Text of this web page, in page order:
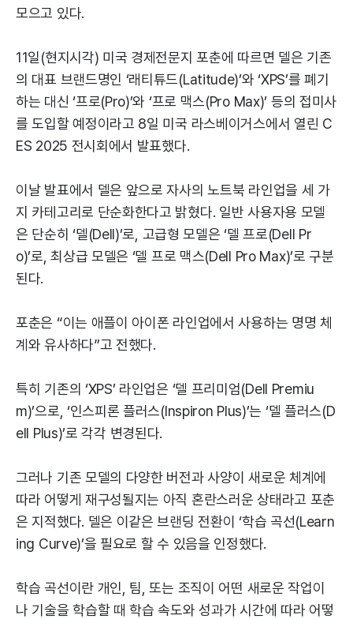
모으고 있다.
11일(현지시각) 미국 경제전문지 포춘에 따르면 델은 기존
의 대표 브랜드명인 ‘래티튜드(Latitude)’와 ‘XPS’를 폐기
하는 대신 ‘프로(Pro)’와 ‘프로 맥스(Pro Max)’ 등의 접미사
를 도입할 예정이라고 8일 미국 라스베이거스에서 열린 C
ES 2025 전시회에서 발표했다.
이날 발표에서 델은 앞으로 자사의 노트북 라인업을 세 가
지 카테고리로 단순화한다고 밝혔다. 일반 사용자용 모델
은 단순히 ‘델(Dell)’로, 고급형 모델은 ‘델 프로(Dell Pr
o)’로, 최상급 모델은 ‘델 프로 맥스(Dell Pro Max)’로 구분
된다.
포춘은 “이는 애플이 아이폰 라인업에서 사용하는 명명 체
계와 유사하다”고 전했다.
특히 기존의 ‘XPS’ 라인업은 ‘델 프리미엄(Dell Premiu
m)’으로, ‘인스피론 플러스(Inspiron Plus)’는 ‘델 플러스(D
ell Plus)’로 각각 변경된다.
그러나 기존 모델의 다양한 버전과 사양이 새로운 체계에
따라 어떻게 재구성될지는 아직 혼란스러운 상태라고 포춘
은 지적했다. 델은 이같은 브랜딩 전환이 ‘학습 곡선(Learn
ing Curve)’을 필요로 할 수 있음을 인정했다.
학습 곡선이란 개인, 팀, 또는 조직이 어떤 새로운 작업이
나 기술을 학습할 때 학습 속도와 성과가 시간에 따라 어떻